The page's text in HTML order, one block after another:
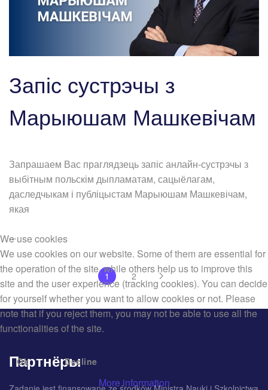
Запіс сустрэчы з
Марыюшам Машкевічам
Запрашаем Вас праглядзець запіс анлайн-сустрэчы з
выбітным польскім дыпламатам, сацыёлагам,
даследчыкам і публіцыстам Марыюшам Машкевічам,
якая
...
1 2
Партнёры
We use cookies
We use cookies on our website. Some of them are essential for
the operation of the site, while others help us to improve this
site and the user experience (tracking cookies). You can decide
for yourself whether you want to allow cookies or not. Please
note that if you reject them, you may not be able to use all the
functionalities of the site.
Ok Decline
More information